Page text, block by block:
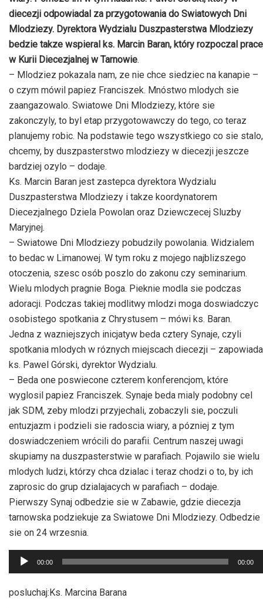
diecezji odpowiadal za przygotowania do Swiatowych Dni
Mlodziezy. Dyrektora Wydzialu Duszpasterstwa Mlodziezy
bedzie takze wspieral ks. Marcin Baran, który rozpoczal prace
w Kurii Diecezjalnej w Tarnowie.
– Mlodziez pokazala nam, ze nie chce siedziec na kanapie –
o czym mówil papiez Franciszek. Mnóstwo mlodych sie
zaangazowalo. Swiatowe Dni Mlodziezy, które sie
zakonczyly, to byl etap przygotowawczy do tego, co teraz
planujemy robic. Na podstawie tego wszystkiego co sie stalo,
chcemy, by duszpasterstwo mlodziezy w diecezji jeszcze
bardziej ozylo – dodaje.
Ks. Marcin Baran jest zastepca dyrektora Wydzialu
Duszpasterstwa Mlodziezy i takze koordynatorem
Diecezjalnego Dziela Powolan oraz Dziewczecej Sluzby
Maryjnej.
– Swiatowe Dni Mlodziezy pobudzily powolania. Widzialem
to bedac w Limanowej. W tym roku z mojego najblizszego
otoczenia, szesc osób poszlo do zakonu czy seminarium.
Wielu mlodych pragnie Boga. Pieknie modla sie podczas
adoracji. Podczas takiej modlitwy mlodzi moga doswiadczyc
osobistego spotkania z Chrystusem – mówi ks. Baran.
Jedna z wazniejszych inicjatyw beda cztery Synaje, czyli
spotkania mlodych w róznych miejscach diecezji – zapowiada
ks. Pawel Górski, dyrektor Wydzialu.
– Beda one poswiecone czterem konferencjom, które
wyglosil papiez Franciszek. Synaje beda mialy podobny cel
jak SDM, zeby mlodzi przyjechali, zobaczyli sie, poczuli
entuzjazm i podzieli sie radoscia wiary, a pózniej z tym
doswiadczeniem wrócili do parafii. Centrum naszej uwagi
skupiamy na duszpasterstwie w parafiach. Pojawilo sie wielu
mlodych ludzi, którzy chca dzialac i teraz chodzi o to, by ich
zaprosic do grup dzialajacych w parafiach – dodaje.
Pierwszy Synaj odbedzie sie w Zabawie, gdzie diecezja
tarnowska podziekuje za Swiatowe Dni Mlodziezy. Odbedzie
sie on 24 wrzesnia.
Odtwarzacz
plików
dźwiękowych
00:00 00:00
posluchaj:Ks. Marcina Barana